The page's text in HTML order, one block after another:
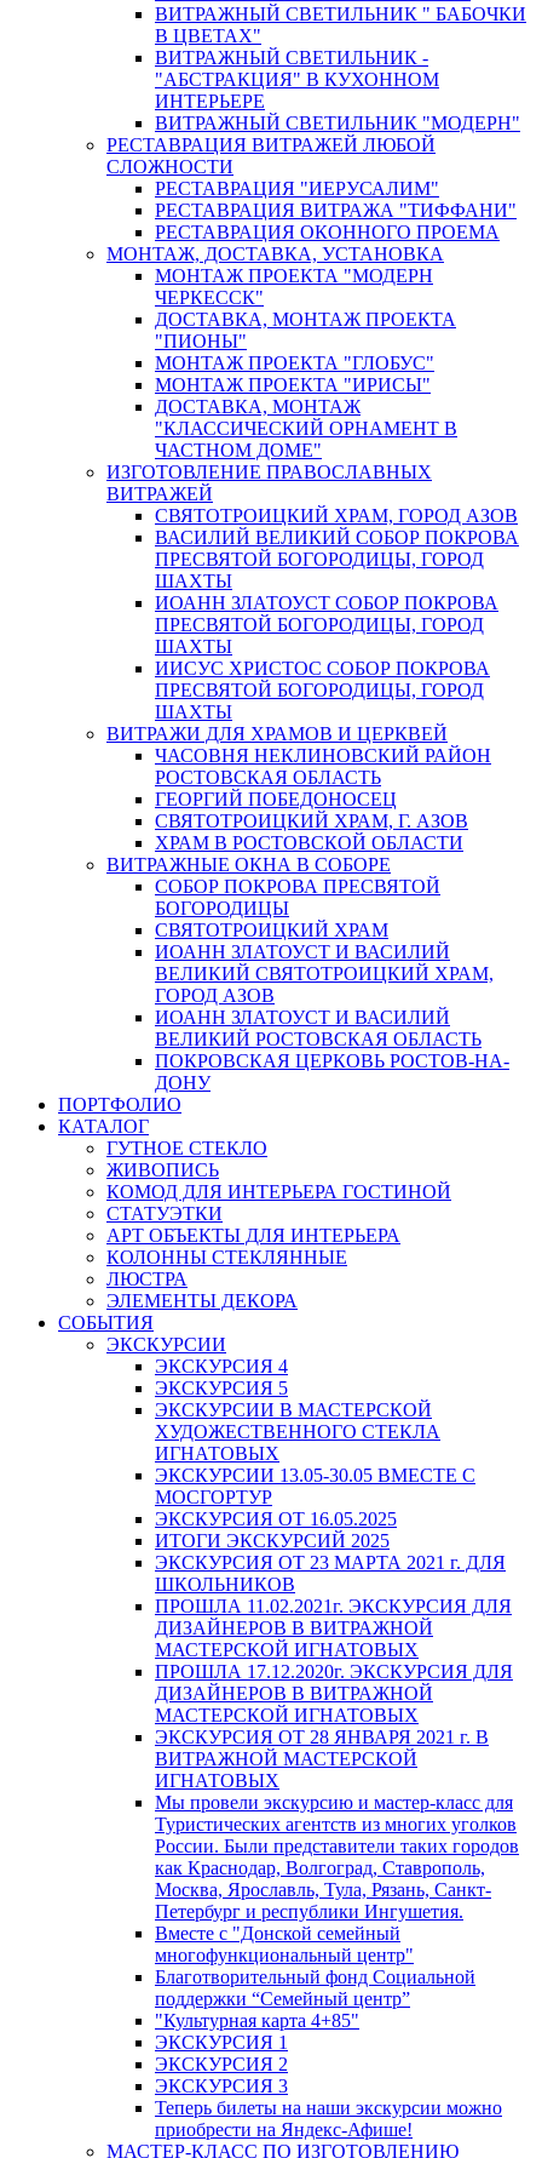
ВИТРАЖНЫЙ СВЕТИЛЬНИК " БАБОЧКИ
В ЦВЕТАХ"
ВИТРАЖНЫЙ СВЕТИЛЬНИК -
"АБСТРАКЦИЯ" В КУХОННОМ
ИНТЕРЬЕРЕ
ВИТРАЖНЫЙ СВЕТИЛЬНИК "МОДЕРН"
РЕСТАВРАЦИЯ ВИТРАЖЕЙ ЛЮБОЙ
СЛОЖНОСТИ
РЕСТАВРАЦИЯ "ИЕРУСАЛИМ"
РЕСТАВРАЦИЯ ВИТРАЖА "ТИФФАНИ"
РЕСТАВРАЦИЯ ОКОННОГО ПРОЕМА
МОНТАЖ, ДОСТАВКА, УСТАНОВКА
МОНТАЖ ПРОЕКТА "МОДЕРН
ЧЕРКЕССК"
ДОСТАВКА, МОНТАЖ ПРОЕКТА
"ПИОНЫ"
МОНТАЖ ПРОЕКТА "ГЛОБУС"
МОНТАЖ ПРОЕКТА "ИРИСЫ"
ДОСТАВКА, МОНТАЖ
"КЛАССИЧЕСКИЙ ОРНАМЕНТ В
ЧАСТНОМ ДОМЕ"
ИЗГОТОВЛЕНИЕ ПРАВОСЛАВНЫХ
ВИТРАЖЕЙ
СВЯТОТРОИЦКИЙ ХРАМ, ГОРОД АЗОВ
ВАСИЛИЙ ВЕЛИКИЙ СОБОР ПОКРОВА
ПРЕСВЯТОЙ БОГОРОДИЦЫ, ГОРОД
ШАХТЫ
ИОАНН ЗЛАТОУСТ СОБОР ПОКРОВА
ПРЕСВЯТОЙ БОГОРОДИЦЫ, ГОРОД
ШАХТЫ
ИИСУС ХРИСТОС СОБОР ПОКРОВА
ПРЕСВЯТОЙ БОГОРОДИЦЫ, ГОРОД
ШАХТЫ
ВИТРАЖИ ДЛЯ ХРАМОВ И ЦЕРКВЕЙ
ЧАСОВНЯ НЕКЛИНОВСКИЙ РАЙОН
РОСТОВСКАЯ ОБЛАСТЬ
ГЕОРГИЙ ПОБЕДОНОСЕЦ
СВЯТОТРОИЦКИЙ ХРАМ, Г. АЗОВ
ХРАМ В РОСТОВСКОЙ ОБЛАСТИ
ВИТРАЖНЫЕ ОКНА В СОБОРЕ
СОБОР ПОКРОВА ПРЕСВЯТОЙ
БОГОРОДИЦЫ
СВЯТОТРОИЦКИЙ ХРАМ
ИОАНН ЗЛАТОУСТ И ВАСИЛИЙ
ВЕЛИКИЙ СВЯТОТРОИЦКИЙ ХРАМ,
ГОРОД АЗОВ
ИОАНН ЗЛАТОУСТ И ВАСИЛИЙ
ВЕЛИКИЙ РОСТОВСКАЯ ОБЛАСТЬ
ПОКРОВСКАЯ ЦЕРКОВЬ РОСТОВ-НА-
ДОНУ
ПОРТФОЛИО
КАТАЛОГ
ГУТНОЕ СТЕКЛО
ЖИВОПИСЬ
КОМОД ДЛЯ ИНТЕРЬЕРА ГОСТИНОЙ
СТАТУЭТКИ
АРТ ОБЪЕКТЫ ДЛЯ ИНТЕРЬЕРА
КОЛОННЫ СТЕКЛЯННЫЕ
ЛЮСТРА
ЭЛЕМЕНТЫ ДЕКОРА
СОБЫТИЯ
ЭКСКУРСИИ
ЭКСКУРСИЯ 4
ЭКСКУРСИЯ 5
ЭКСКУРСИИ В МАСТЕРСКОЙ
ХУДОЖЕСТВЕННОГО СТЕКЛА
ИГНАТОВЫХ
ЭКСКУРСИИ 13.05-30.05 ВМЕСТЕ С
МОСГОРТУР
ЭКСКУРСИЯ ОТ 16.05.2025
ИТОГИ ЭКСКУРСИЙ 2025
ЭКСКУРСИЯ ОТ 23 МАРТА 2021 г. ДЛЯ
ШКОЛЬНИКОВ
ПРОШЛА 11.02.2021г. ЭКСКУРСИЯ ДЛЯ
ДИЗАЙНЕРОВ В ВИТРАЖНОЙ
МАСТЕРСКОЙ ИГНАТОВЫХ
ПРОШЛА 17.12.2020г. ЭКСКУРСИЯ ДЛЯ
ДИЗАЙНЕРОВ В ВИТРАЖНОЙ
МАСТЕРСКОЙ ИГНАТОВЫХ
ЭКСКУРСИЯ ОТ 28 ЯНВАРЯ 2021 г. В
ВИТРАЖНОЙ МАСТЕРСКОЙ
ИГНАТОВЫХ
Мы провели экскурсию и мастер-класс для
Туристических агентств из многих уголков
России. Были представители таких городов
как Краснодар, Волгоград, Ставрополь,
Москва, Ярославль, Тула, Рязань, Санкт-
Петербург и республики Ингушетия.
Вместе с "Донской семейный
многофункциональный центр"
Благотворительный фонд Социальной
поддержки “Семейный центр”
"Культурная карта 4+85"
ЭКСКУРСИЯ 1
ЭКСКУРСИЯ 2
ЭКСКУРСИЯ 3
Теперь билеты на наши экскурсии можно
приобрести на Яндекс-Афише!
МАСТЕР-КЛАСС ПО ИЗГОТОВЛЕНИЮ